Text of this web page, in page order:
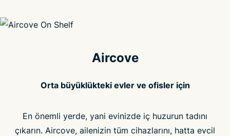
Aircove
Orta büyüklükteki evler ve ofisler için
En önemli yerde, yani evinizde iç huzurun tadını
çıkarın. Aircove, ailenizin tüm cihazlarını, hatta evcil